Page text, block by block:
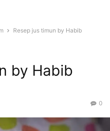
Resep jus timun by Habib
by Habib
0